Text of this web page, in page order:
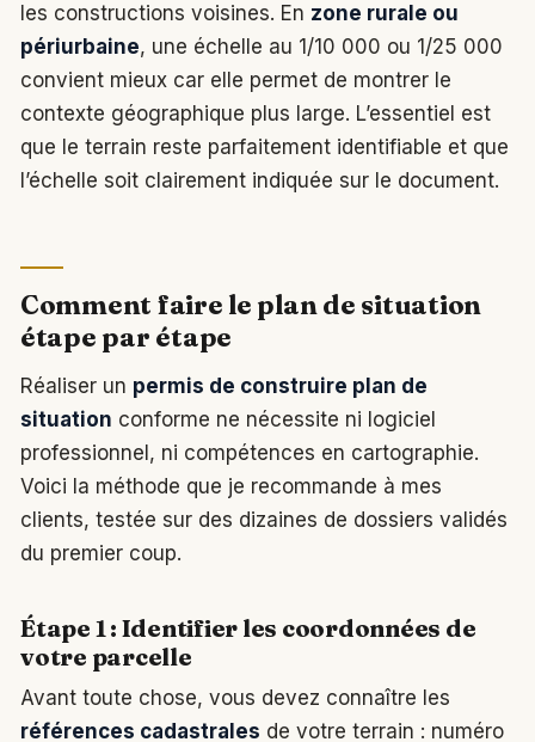
les constructions voisines. En zone rurale ou
périurbaine, une échelle au 1/10 000 ou 1/25 000
convient mieux car elle permet de montrer le
contexte géographique plus large. L’essentiel est
que le terrain reste parfaitement identifiable et que
l’échelle soit clairement indiquée sur le document.
Comment faire le plan de situation
étape par étape
Réaliser un permis de construire plan de
situation conforme ne nécessite ni logiciel
professionnel, ni compétences en cartographie.
Voici la méthode que je recommande à mes
clients, testée sur des dizaines de dossiers validés
du premier coup.
Étape 1 : Identifier les coordonnées de
votre parcelle
Avant toute chose, vous devez connaître les
références cadastrales de votre terrain : numéro